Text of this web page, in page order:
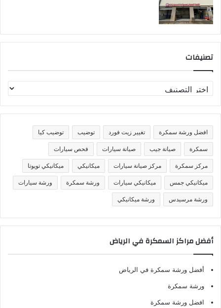
تصنيفات
ص
ن
ف
ا
افضل ورشة سمكرة تغيير زيت فورد توضيب توضيب كيا
سمكرة صيانة جيب صيانة سيارات فحص سيارات
مركز سمكرة مركز صيانة سيارات ميكانيكي ميكانيكي تويوتا
ميكانيكي جمس ميكانيكي سيارات ورشة سمكرة ورشة سيارات
ورشة مرسيدس ورشة ميكانيكي
أفضل مراكز السمكرة في الرياض
أفضل ورشة سمكرة في الرياض
ورشة سمكرة
افضل ورشة سمكرة